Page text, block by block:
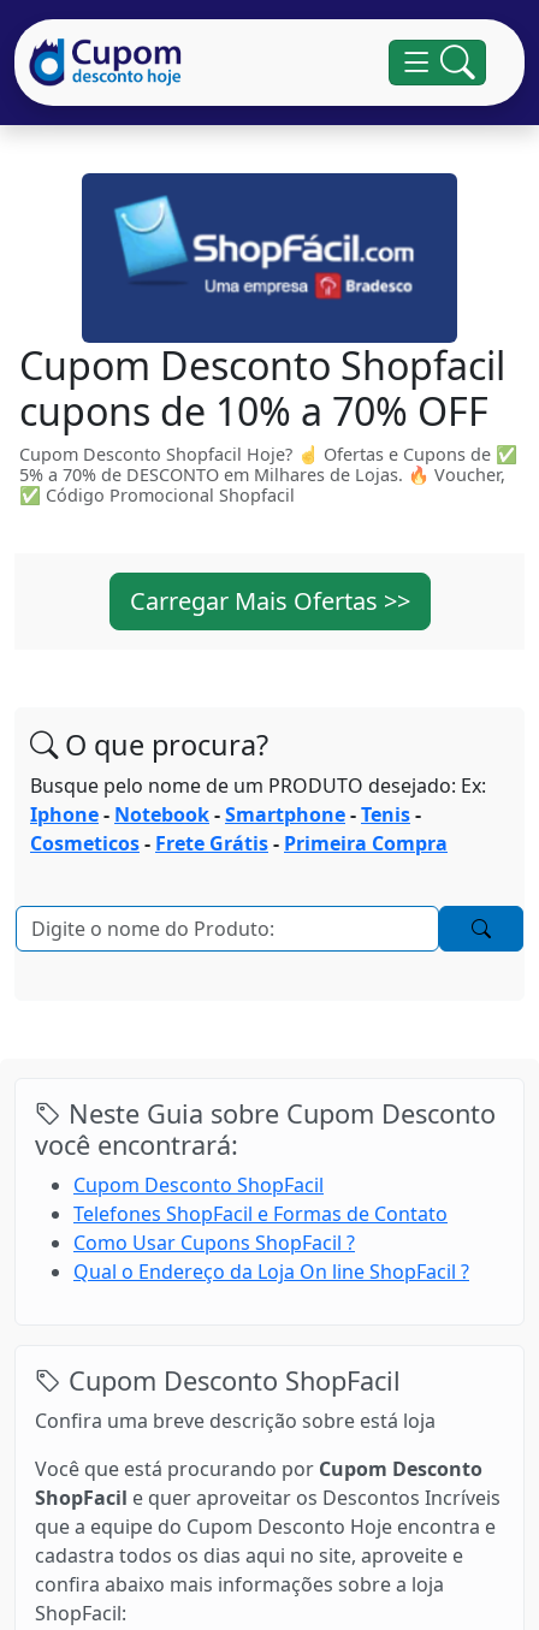
Cupom Desconto Shopfacil
cupons de 10% a 70% OFF
Cupom Desconto Shopfacil Hoje? ☝ Ofertas e Cupons de ✅
5% a 70% de DESCONTO em Milhares de Lojas. 🔥 Voucher,
✅ Código Promocional Shopfacil
Carregar Mais Ofertas >>
O que procura?
Busque pelo nome de um PRODUTO desejado: Ex:
Iphone- Notebook-Smartphone-Tenis-
Cosmeticos- Frete Grátis- Primeira Compra
Neste Guia sobre Cupom Desconto
você encontrará:
Cupom Desconto ShopFacil
Telefones ShopFacil e Formas de Contato
Como Usar Cupons ShopFacil ?
Qual o Endereço da Loja On line ShopFacil ?
Cupom Desconto ShopFacil
Confira uma breve descrição sobre está loja
Você que está procurando por Cupom Desconto
ShopFacil e quer aproveitar os Descontos Incríveis
que a equipe do Cupom Desconto Hoje encontra e
cadastra todos os dias aqui no site, aproveite e
confira abaixo mais informações sobre a loja
ShopFacil: